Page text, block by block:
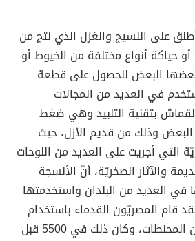
على النسيج والغزل الذي نتج من
حياكة أنواع مختلفة من الخيوط أو
بعضها البعض للحصول على قطعة
في العديد من المجالات
القماش بتقنية التلبيد وهي ضغط
وذلك من قديم الأزل، حيث
التي أجريت على العديد من اللوحات
والآثار الصخريّة، أنّ الأنسجة
في العديد من البلدان واستخدمتها
قام المصريّون القدماء باستخدام
قماش الكتّان في دفن المحنطات، وكان ذلك في 5500 قبل